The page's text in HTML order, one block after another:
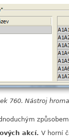
760. Nástroj
akcí. V horní